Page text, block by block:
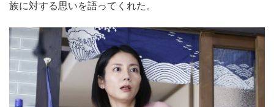
族に対する思いを語ってくれた。